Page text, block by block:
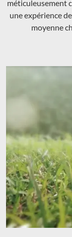
méticuleusement
une expérience
moyenne